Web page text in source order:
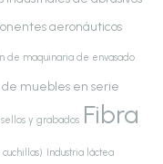
aeronáuticos
de maquinaria de envasado
de muebles en serie
y grabados Fibra
Industria láctea